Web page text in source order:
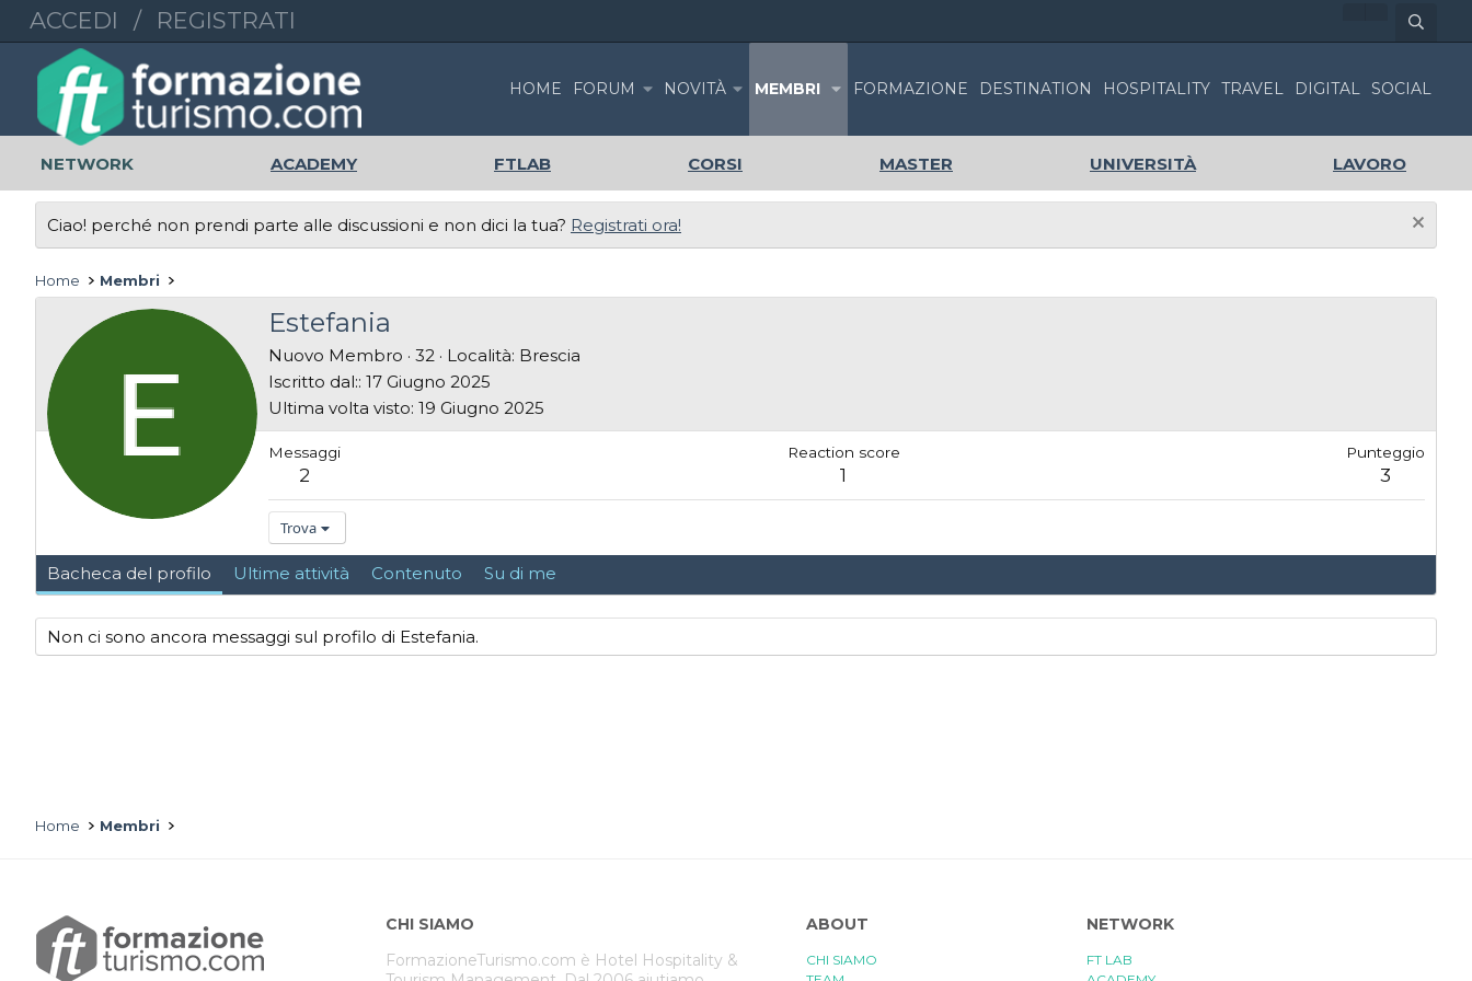
ACCEDI / REGISTRATI
HOME FORUM NOVITÀ MEMBRI FORMAZIONE DESTINATION HOSPITALITY TRAVEL DIGITAL SOCIAL
NETWORK ACADEMY FTLAB CORSI MASTER UNIVERSITÀ LAVORO
Ciao! perché non prendi parte alle discussioni e non dici la tua? Registrati ora!
Home Membri
Estefania
Nuovo Membro · 32 · Località: Brescia
Iscritto dal: 17 Giugno 2025
Ultima volta visto 19 Giugno 2025
Messaggi
2
Reaction score
1
Punteggio
3
Trova
Bacheca del profilo Ultime attività Contenuto Su di me
Non ci sono ancora messaggi sul profilo di Estefania.
Home Membri
CHI SIAMO
FormazioneTurismo.com è Hotel Hospitality &
ABOUT
CHI SIAMO
NETWORK
FT LAB